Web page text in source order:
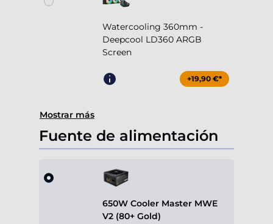
Watercooling 360mm -
Deepcool LD360 ARGB
Screen
+19,90 €*
Mostrar más
Fuente de alimentación
650W Cooler Master MWE
V2 (80+ Gold)